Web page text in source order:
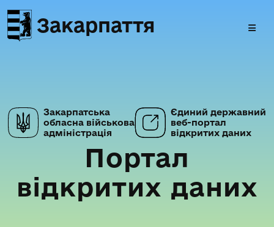
Закарпаття
Закарпатська
обласна військова
адміністрація
Єдиний державний
веб-портал
відкритих даних
Портал
відкритих даних